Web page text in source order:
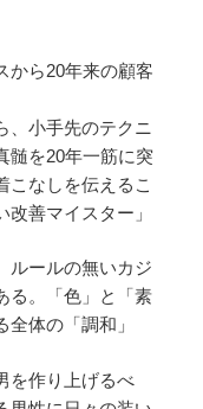
から20年来の顧客
、小手先のテクニ
髄を20年一筋に突
こなしを伝えるこ
善マイスター」
ルールの無いカジ
る。「色」と「素
体の「調和」
を作り上げるべ